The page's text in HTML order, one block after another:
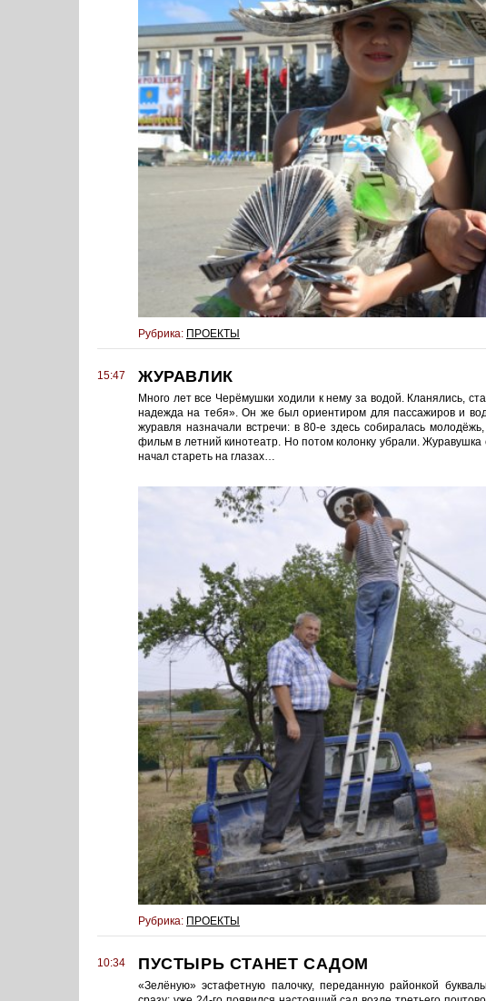
Рубрика: ПРОЕКТЫ
15:47 ЖУРАВЛИК
Много лет все Черёмушки ходили к нему за водой. Кланялись,
надежда на тебя». Он же был ориентиром для пассажиров и
журавля назначали встречи: в 80-е здесь собиралась
фильм в летний кинотеатр. Но потом колонку убрали.
начал стареть на глазах…
Рубрика: ПРОЕКТЫ
10:34 ПУСТЫРЬ СТАНЕТ САДОМ
«Зелёную» эстафетную палочку, переданную районкой